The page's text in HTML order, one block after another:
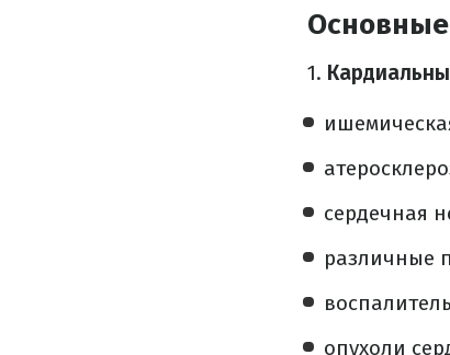
1.
сердечная
различные
опухоли